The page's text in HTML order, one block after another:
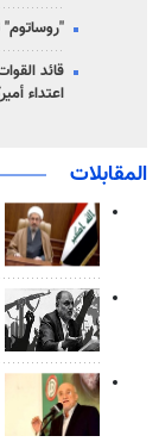
"روساتوم"
قائد
اعتداء
المقابلات